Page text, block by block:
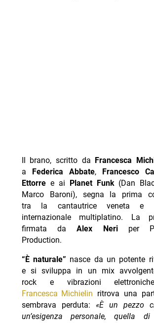
Il brano, scritto da Francesca
a
Federica Abbate, Francesco
Ettorree ai Planet Funk(Dan
Marco Baroni), segna la prima
tra la cantautrice veneta e
internazionale multiplatino. La
firmata daAlex Neriper
Production.
“È naturale” nasce da un potente
e si sviluppa in un mix
rock e vibrazioni
Francesca Michielin ritrova una
sembrava perduta: «È un pezzo
un’esigenza personale, quella